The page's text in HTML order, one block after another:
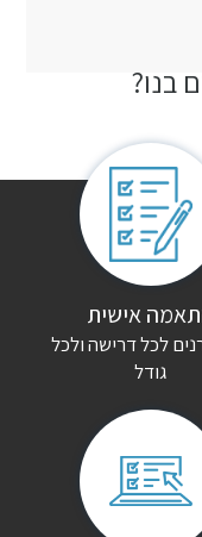
בנו?
אישית
לכל דרישה ולכל
גודל